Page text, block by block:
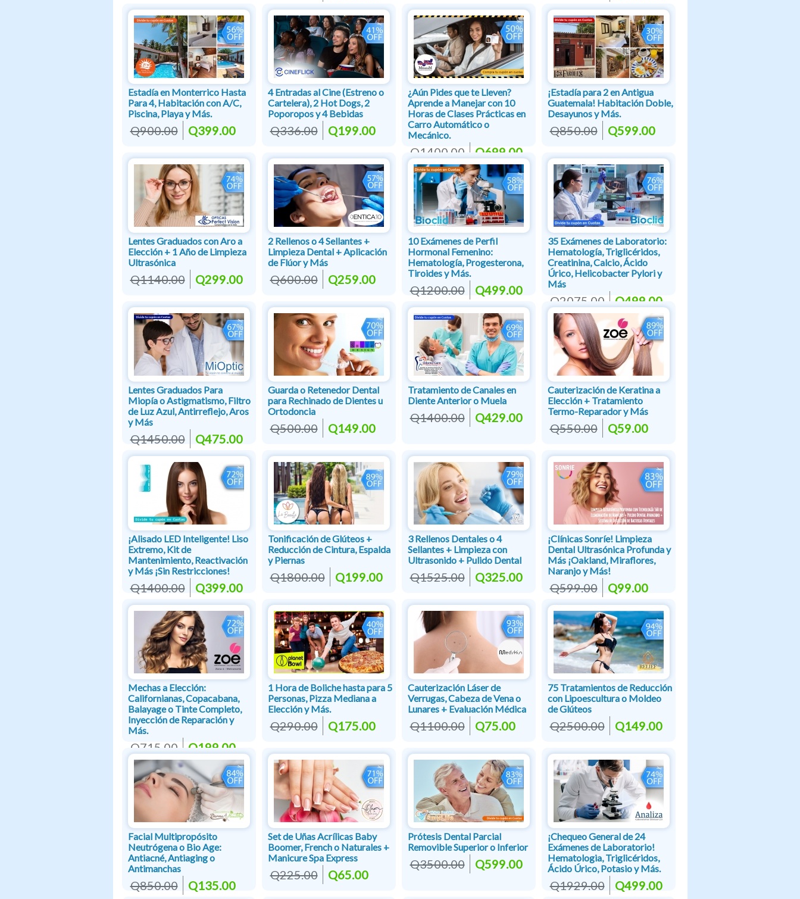
Estadía en Monterrico Hasta
Para 4, Habitación con A/C,
Piscina, Playa y Más.
Q900.00 Q399.00
4 Entradas al Cine (Estreno o
Cartelera), 2 Hot Dogs, 2
Poporopos y 4 Bebidas
Q336.00 Q199.00
¿Aún Pides que te Lleven?
Aprende a Manejar con 10
Horas de Clases Prácticas en
Carro Automático o
Mecánico.
Q1400.00 Q699.00
¡Estadía para 2 en Antigua
Guatemala! Habitación Doble,
Desayunos y Más.
Q850.00 Q599.00
Lentes Graduados con Aro a
Elección + 1 Año de Limpieza
Ultrasónica
Q1140.00 Q299.00
2 Rellenos o 4 Sellantes +
Limpieza Dental + Aplicación
de Flúor y Más
Q600.00 Q259.00
10 Exámenes de Perfil
Hormonal Femenino:
Hematología, Progesterona,
Tiroides y Más.
Q1200.00 Q499.00
35 Exámenes de Laboratorio:
Hematología, Triglicéridos,
Creatinina, Calcio, Ácido
Úrico, Helicobacter Pylori y
Más
Q2075.00 Q499.00
Lentes Graduados Para
Miopía o Astigmatismo, Filtro
de Luz Azul, Antirreflejo, Aros
y Más
Q1450.00 Q475.00
Guarda o Retenedor Dental
para Rechinado de Dientes u
Ortodoncia
Q500.00 Q149.00
Tratamiento de Canales en
Diente Anterior o Muela
Q1400.00 Q429.00
Cauterización de Keratina a
Elección + Tratamiento
Termo-Reparador y Más
Q550.00 Q59.00
¡Alisado LED Inteligente! Liso
Extremo, Kit de
Mantenimiento, Reactivación
y Más ¡Sin Restricciones!
Q1400.00 Q399.00
Tonificación de Glúteos +
Reducción de Cintura, Espalda
y Piernas
Q1800.00 Q199.00
3 Rellenos Dentales o 4
Sellantes + Limpieza con
Ultrasonido + Pulido Dental
Q1525.00 Q325.00
¡Clínicas Sonríe! Limpieza
Dental Ultrasónica Profunda y
Más ¡Oakland, Miraflores,
Naranjo y Más!
Q599.00 Q99.00
Mechas a Elección:
Californianas, Copacabana,
Balayage o Tinte Completo,
Inyección de Reparación y
Más.
Q715.00 Q199.00
1 Hora de Boliche hasta para 5
Personas, Pizza Mediana a
Elección y Más.
Q290.00 Q175.00
Cauterización Láser de
Verrugas, Cabeza de Vena o
Lunares + Evaluación Médica
Q1100.00 Q75.00
75 Tratamientos de Reducción
con Lipoescultura o Moldeo
de Glúteos
Q2500.00 Q149.00
Facial Multipropósito
Neutrógena o Bio Age:
Antiacné, Antiaging o
Antimanchas
Q850.00 Q135.00
Set de Uñas Acrílicas Baby
Boomer, French o Naturales +
Manicure Spa Express
Q225.00 Q65.00
Prótesis Dental Parcial
Removible Superior o Inferior
Q3500.00 Q599.00
¡Chequeo General de 24
Exámenes de Laboratorio!
Hematologia, Triglicéridos,
Ácido Úrico, Potasio y Más.
Q1929.00 Q499.00